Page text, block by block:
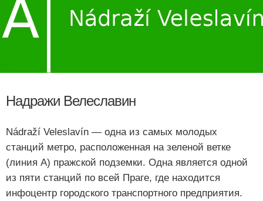
Надражи Велеславин
Nádraží Veleslavín — одна из самых молодых
станций метро, расположенная на зеленой ветке
(линия А) пражской подземки. Одна является одной
из пяти станций по всей Праге, где находится
инфоцентр городского транспортного предприятия.